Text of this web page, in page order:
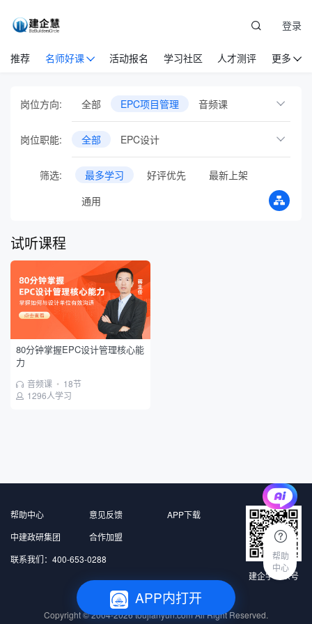
推荐 名师好课 活动报名 学习社区 人才测评 更多
登录
岗位方向: 全部 EPC项目管理 音频课
岗位职能: 全部 EPC设计
筛选: 最多学习 好评优先
最新上架
通用
试听课程
80分钟掌握EPC设计管理核心能
力
音频课 • 18节
1296人学习
APP内打开
帮助中心 意见反馈
APP下载
中建政研集团
合作加盟
联系我们：400-653-0288
建企学公众号
北京中建政研信息科技有限公司 版权所有
Copyright © 2004-2026toujianyun.comAll Right Reserved.
帮助
中心